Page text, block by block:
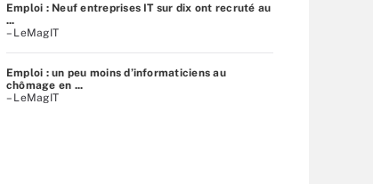
Emploi : Neuf entreprises IT sur dix ont recruté au
...
– LeMagIT
Emploi : un peu moins d’informaticiens au
chômage en ...
– LeMagIT